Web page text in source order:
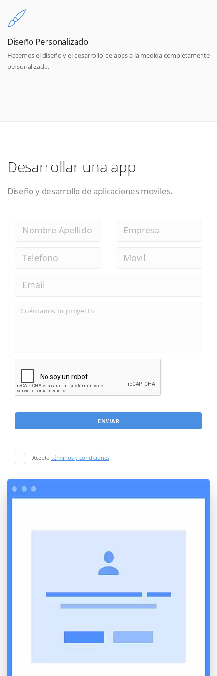
Diseño Personalizado
Hacemos el diseño y el desarrollo de apps a la medida completamente
personalizado.
Desarrollar una app
Diseño y desarrollo de aplicaciones moviles.
ENVIAR
Acepto términos y condiciones